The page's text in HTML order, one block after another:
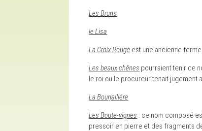
Les Bruns
le Lisa
La Croix Rouge est une ancienne
Les beaux chênes pourraient tenir ce
le roi ou le procureur tenait jugement
La Bourjallière
Les Boute-vignes : ce nom composé
pressoir en pierre et des fragments